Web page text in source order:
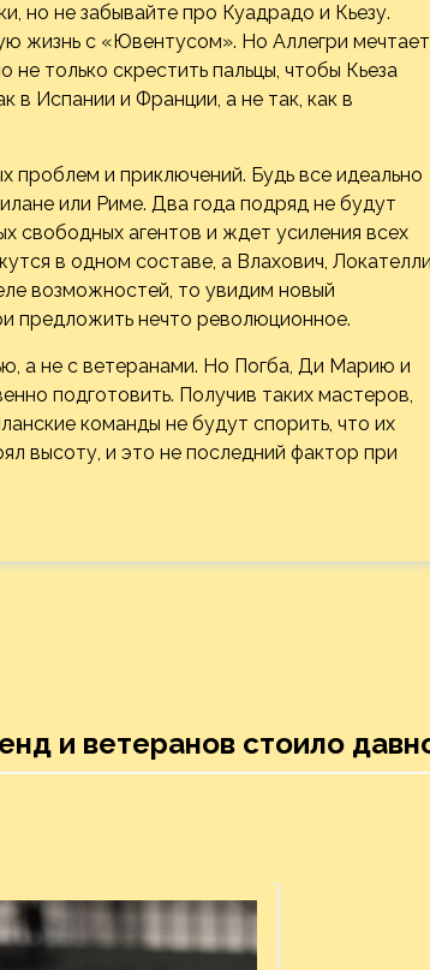
но не забывайте про Куадрадо и Кьезу.
жизнь с «Ювентусом». Но Аллегри мечтает
только скрестить пальцы, чтобы Кьеза
Испании и Франции, а не так, как в
проблем и приключений. Будь все идеально
или Риме. Два года подряд не будут
свободных агентов и ждет усиления всех
в одном составе, а Влахович,
возможностей, то увидим новый
предложить нечто революционное.
а не с ветеранами. Но Погба, Ди Марию и
подготовить. Получив таких мастеров,
команды не будут спорить, что их
высоту, и это не последний фактор при
и ветеранов стоило